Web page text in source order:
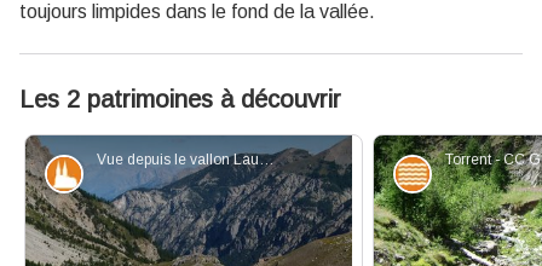
toujours limpides dans le fond de la vallée.
Les 2 patrimoines à découvrir
Vue depuis le vallon Laugier - Patrick Perez - CC Guillestrois-Queyras
Patrimoine et histoire Eaux et